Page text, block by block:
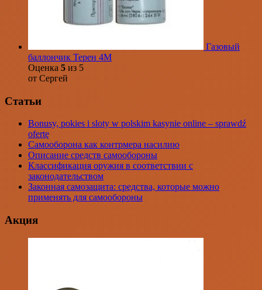
Газовый
баллончик Терен 4М
Оценка 5 из 5
от Сергей
Статьи
Bonusy, pokies i sloty w polskim kasynie online – sprawdź
ofertę
Самооборона как контрмера насилию
Описание средств самообороны
Классификация оружия в соответствии с
законодательством
Законная самозащита: средства, которые можно
применять для самообороны
Акция